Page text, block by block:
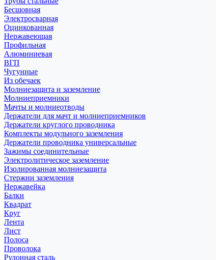
Бесшовная
Электросварная
Оцинкованная
Нержавеющая
Профильная
Алюминиевая
ВГП
Чугунные
Из обечаек
Молниезащита и заземление
Молниеприемники
Мачты и молниеотводы
Держатели для мачт и молниеприемников
Держатели круглого проводника
Комплекты модульного заземления
Держатели проводника универсальные
Зажимы соединительные
Электролитическое заземление
Изолированная молниезащита
Стержни заземления
Нержавейка
Балки
Квадрат
Круг
Лента
Лист
Полоса
Проволока
Рулонная сталь